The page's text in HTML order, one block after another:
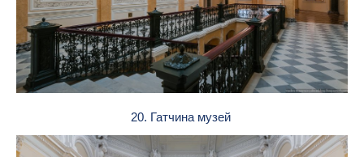
20. Гатчина музей